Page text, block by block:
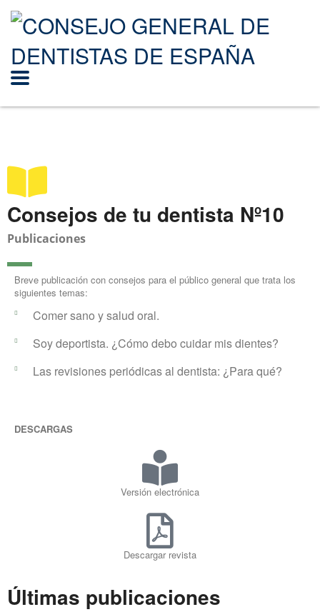
Consejos de tu dentista Nº10
Publicaciones
Breve publicación con consejos para el público general que trata los
siguientes temas:
Comer sano y salud oral.
Soy deportista. ¿Cómo debo cuidar mis dientes?
Las revisiones periódicas al dentista: ¿Para qué?
DESCARGAS
Versión electrónica
Descargar revista
Últimas publicaciones